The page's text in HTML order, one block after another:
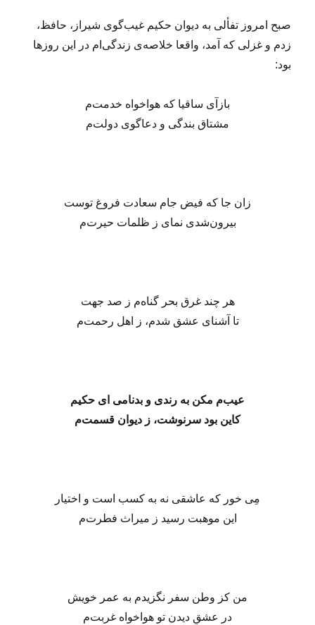
صبح امروز تفألی به دیوان حکیم غیب‌گوی شیراز، حافظ،
زدم و غزلی که آمد، واقعا خلاصه‌ی زندگی‌ام در این روزها
بود:
بازآی ساقیا که هواخواه خدمت‌م
مشتاق بندگی و دعاگوی دولت‌م
زان جا که فیض جام سعادت فروغ توست
بیرون‌شدی نمای ز ظلمات حیرت‌م
هر چند غرق بحر گناه‌م ز صد جهت
تا آشنای عشق شدم، ز اهل رحمت‌م
عیب‌م مکن به رندی و بدنامی ای حکیم
کاین بود سرنوشت، ز دیوان قسمت‌م
مِی خور که عاشقی نه به کسب است و اختیار
این موهبت رسید ز میراث فطرت‌م
من کز وطن سفر نگزیدم به عمر خویش
در عشقِ دیدن تو هواخواه غربت‌م